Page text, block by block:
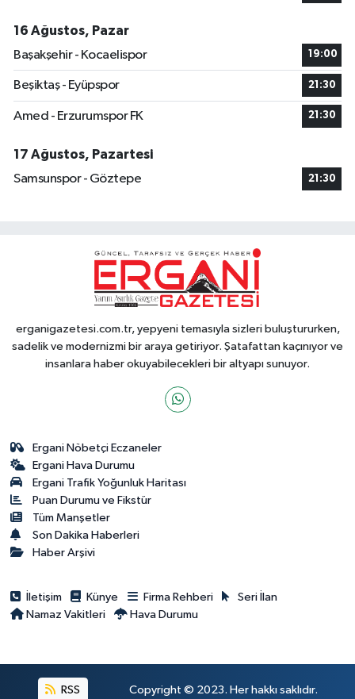
16 Ağustos, Pazar
Başakşehir - Kocaelispor
19:00
Beşiktaş - Eyüpspor 21:30
Amed - Erzurumspor FK 21:30
17 Ağustos, Pazartesi
Samsunspor - Göztepe
21:30
erganigazetesi.com.tr, yepyeni temasıyla sizleri buluştururken,
sadelik ve modernizmi bir araya getiriyor. Şatafattan kaçınıyor ve
insanlara haber okuyabilecekleri bir altyapı sunuyor.
Ergani Nöbetçi Eczaneler
Ergani Hava Durumu
Ergani Trafik Yoğunluk Haritası
Puan Durumu ve Fikstür
Tüm Manşetler
Son Dakika Haberleri
Haber Arşivi
İletişim Künye Firma Rehberi
Seri İlan
Namaz Vakitleri
Hava Durumu
RSS Copyright © 2023. Her hakkı saklıdır.